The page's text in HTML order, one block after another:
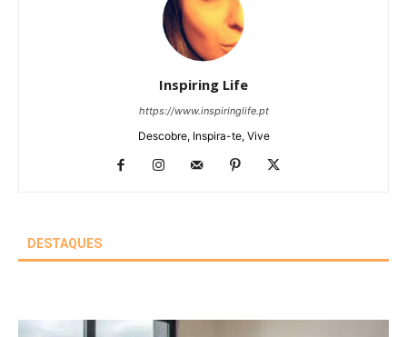
Inspiring Life
https://www.inspiringlife.pt
Descobre, Inspira-te, Vive
DESTAQUES